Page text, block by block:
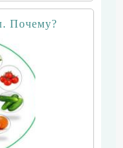
Почему?